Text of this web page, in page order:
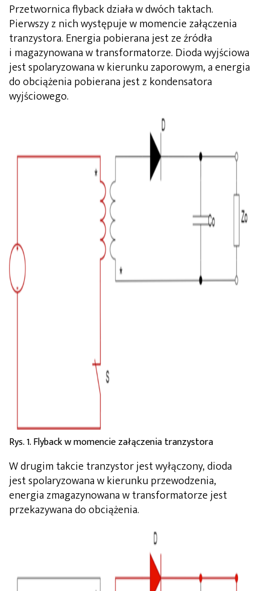
Przetwornica flyback działa w dwóch taktach.
Pierwszy z nich występuje w momencie załączenia
tranzystora. Energia pobierana jest ze źródła
i magazynowana w transformatorze. Dioda wyjściowa
jest spolaryzowana w kierunku zaporowym, a energia
do obciążenia pobierana jest z kondensatora
wyjściowego.
Rys. 1. Flyback w momencie załączenia tranzystora
W drugim takcie tranzystor jest wyłączony, dioda
jest spolaryzowana w kierunku przewodzenia,
energia zmagazynowana w transformatorze jest
przekazywana do obciążenia.